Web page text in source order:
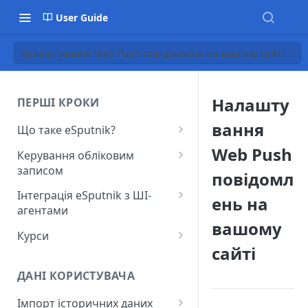
User Guide
Налаштування Web Push повідомлень на вашому сайті
ПЕРШІ КРОКИ
Що таке eSputnik?
Початок роботи з eSputnik
Огляд основних розділів
eSputnik
Розумні кампанії з eSputnik:
практичний гід по ШІ
старт
Поширені питання:
Керування обліковим
записом
Створення акаунту
Підключення МФА
Керування користувачами
Інтеграція eSputnik з ШІ-
агентами
Налаштування плагіна Yespo
для Claude Code та Claude
Налаштування плагіна Yespo
для OpenAI Codex
Курси
ДАНІ КОРИСТУВАЧА
Імпорт історичних даних
Налашту
вання
Web Push
повідомл
ень на
вашому
сайті